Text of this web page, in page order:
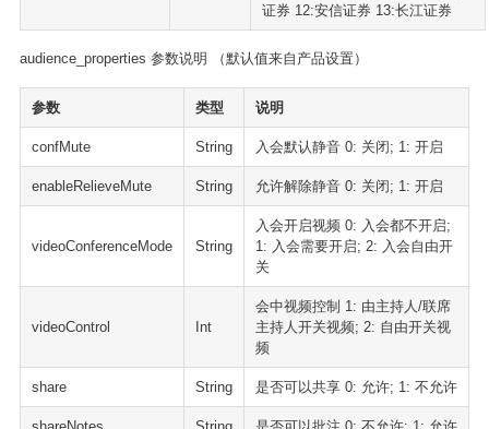
证券 12:安信证券 13:长江证券
audience_properties 参数说明 （默认值来自产品设置）
参数 类型 说明
confMute String 入会默认静音 0: 关闭; 1: 开启
enableRelieveMute String 允许解除静音 0: 关闭; 1: 开启
videoConferenceMode String
入会开启视频 0: 入会都不开启;
1: 入会需要开启; 2: 入会自由开
关
videoControl Int
会中视频控制 1: 由主持人/联席
主持人开关视频; 2: 自由开关视
频
share String 是否可以共享 0: 允许; 1: 不允许
shareNotes String 是否可以批注 0: 不允许; 1: 允许